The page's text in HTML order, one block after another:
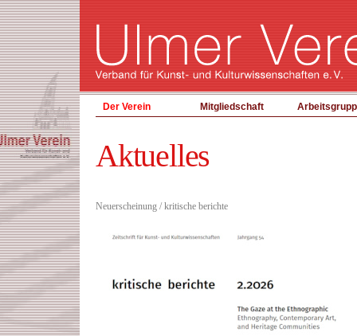
Der Verein Mitgliedschaft
Aktuelles
Neuerscheinung / kritische berichte